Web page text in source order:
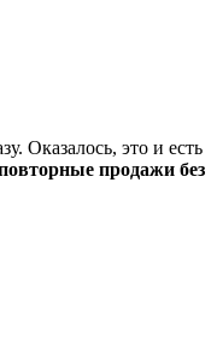
Оказалось, это и есть
продажи без